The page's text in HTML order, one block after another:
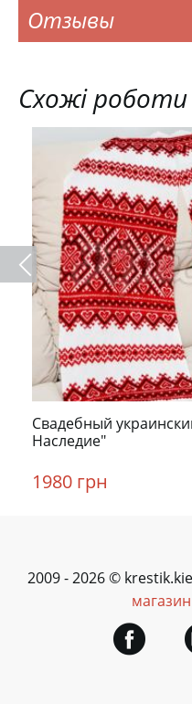
Отзывы
Схожі роботи
Свадебный
Наследие"
1980 грн
2009 - 2026 ©